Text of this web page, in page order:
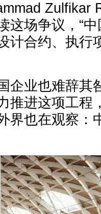
Zulfikar
这场争议，“
计合约、执行
业也难辞其
推进这项工程
界也在观察：